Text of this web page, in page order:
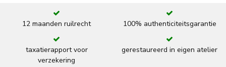
12 maanden ruilrecht 100% authenticiteitsgarantie
taxatierapport voor
verzekering
gerestaureerd in eigen atelier